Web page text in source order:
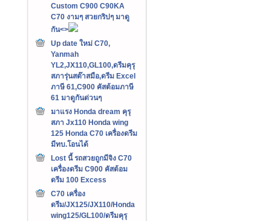
Custom C900 C90KA
C70 งามๆ สวยกริปๆ มาดู
กัน<>
Up date ใหม่ C70,
Yanmah
YL2,JX110,GL100,ดรีมคุรุ
สภารุ่นสต๊าสมือ,ดรีม Excel
ภาษี 61,C900 คัสต้อมภาษี
61 มาดูกันด่วนๆ
มาแรง Honda dream คุรุ
สภา Jx110 Honda wing
125 Honda C70 เครื่องดรีม
มีทบ.โอนได้
Lost นี้ รถสวยถูกมีจิง C70
เครื่องดรีม C900 คัสต้อม
ดรีม 100 Excess
C70 เครื่อง
ดรีม/JX125/JX110/Honda
wing125/GL100/ดรีมคุรุ